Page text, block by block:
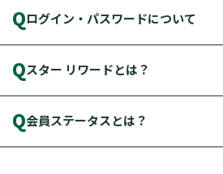
Qログイン・パスワードについて
Qスター リワードとは？
Q会員ステータスとは？